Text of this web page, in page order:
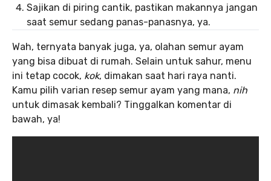
Sajikan di piring cantik, pastikan makannya jangan
saat semur sedang panas-panasnya, ya.
Wah, ternyata banyak juga, ya, olahan semur ayam
yang bisa dibuat di rumah. Selain untuk sahur, menu
ini tetap cocok, kok, dimakan saat hari raya nanti.
Kamu pilih varian resep semur ayam yang mana, nih
untuk dimasak kembali? Tinggalkan komentar di
bawah, ya!